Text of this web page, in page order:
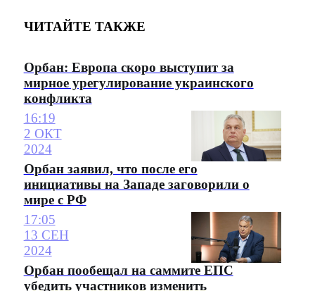
ЧИТАЙТЕ ТАКЖЕ
Орбан: Европа скоро выступит за
мирное урегулирование украинского
конфликта
16:19
2 ОКТ
2024
Орбан заявил, что после его
инициативы на Западе заговорили о
мире с РФ
17:05
13 СЕН
2024
Орбан пообещал на саммите ЕПС
убедить участников изменить